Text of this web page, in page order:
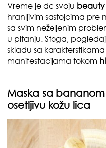
Vreme je da svoju beauty
hranljivim sastojcima pre
sa svim neželjenim
u pitanju. Stoga,
skladu sa
manifestacijama tokom
Maska sa
osetljivu kožu lica